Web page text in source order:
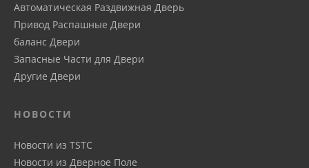
Автоматическая Pаздвижная Дверь
Привод Распашные Двери
баланс Двери
Запасные Части для Двери
Другие Двери
НОВОСТИ
Новости из TSTC
Новости из Дверное Поле